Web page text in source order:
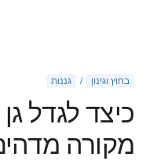
בחוץ וגינון גננות
כיצד לגדל
מקורה